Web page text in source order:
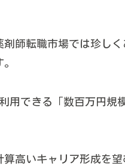
師転職市場では珍し
用できる「数百万円
高いキャリア形成を